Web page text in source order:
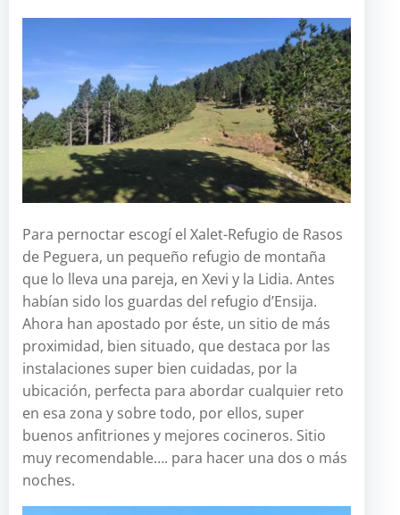
Para pernoctar escogí el Xalet-Refugio de Rasos
de Peguera, un pequeño refugio de montaña
que lo lleva una pareja, en Xevi y la Lidia. Antes
habían sido los guardas del refugio d’Ensija.
Ahora han apostado por éste, un sitio de más
proximidad, bien situado, que destaca por las
instalaciones super bien cuidadas, por la
ubicación, perfecta para abordar cualquier reto
en esa zona y sobre todo, por ellos, super
buenos anfitriones y mejores cocineros. Sitio
muy recomendable…. para hacer una dos o más
noches.